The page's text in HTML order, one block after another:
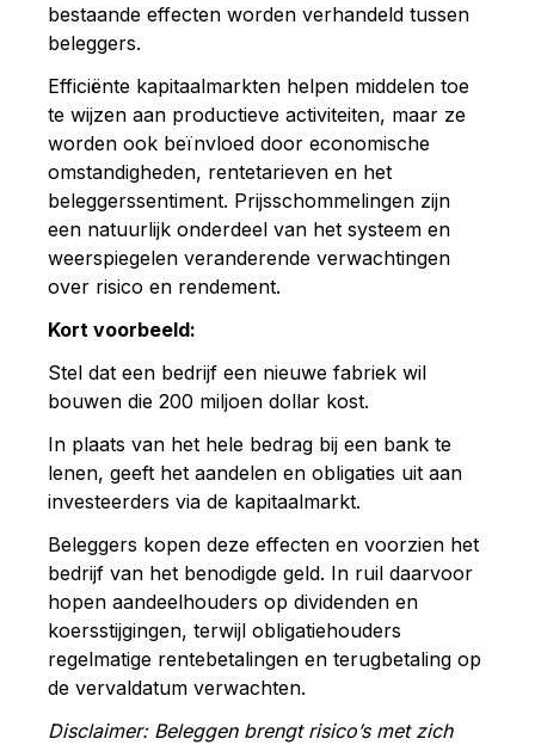
bestaande effecten worden verhandeld tussen
beleggers.
Efficiënte kapitaalmarkten helpen middelen toe
te wijzen aan productieve activiteiten, maar ze
worden ook beïnvloed door economische
omstandigheden, rentetarieven en het
beleggerssentiment. Prijsschommelingen zijn
een natuurlijk onderdeel van het systeem en
weerspiegelen veranderende verwachtingen
over risico en rendement.
Kort voorbeeld:
Stel dat een bedrijf een nieuwe fabriek wil
bouwen die 200 miljoen dollar kost.
In plaats van het hele bedrag bij een bank te
lenen, geeft het aandelen en obligaties uit aan
investeerders via de kapitaalmarkt.
Beleggers kopen deze effecten en voorzien het
bedrijf van het benodigde geld. In ruil daarvoor
hopen aandeelhouders op dividenden en
koersstijgingen, terwijl obligatiehouders
regelmatige rentebetalingen en terugbetaling op
de vervaldatum verwachten.
Disclaimer: Beleggen brengt risico’s met zich